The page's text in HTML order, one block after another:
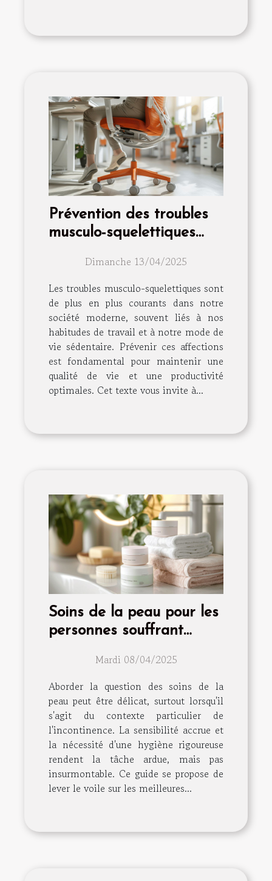
Prévention des troubles
musculo-squelettiques
Dimanche 13/04/2025
Les troubles musculo-squelettiques sont
de plus en plus courants dans notre
société moderne, souvent liés à nos
habitudes de travail et à notre mode de
vie sédentaire. Prévenir ces affections
est fondamental pour maintenir une
qualité de vie et une productivité
optimales. Cet texte vous invite à...
Soins de la peau pour les
personnes souffrant
Mardi 08/04/2025
Aborder la question des soins de la
peau peut être délicat, surtout lorsqu'il
s'agit du contexte particulier de
l'incontinence. La sensibilité accrue et
la nécessité d'une hygiène rigoureuse
rendent la tâche ardue, mais pas
insurmontable. Ce guide se propose de
lever le voile sur les meilleures...